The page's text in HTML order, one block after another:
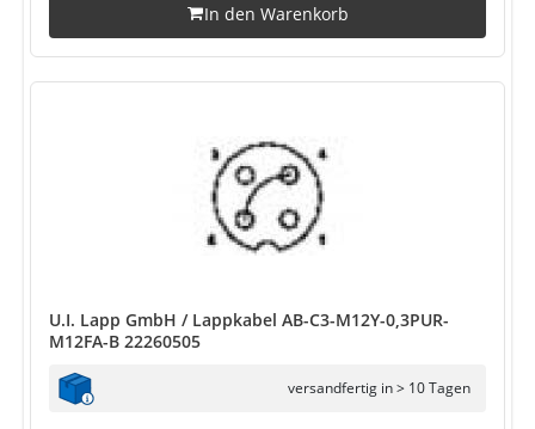
In den Warenkorb
U.I. Lapp GmbH / Lappkabel AB-C3-M12Y-0,3PUR-
M12FA-B 22260505
versandfertig in > 10 Tagen